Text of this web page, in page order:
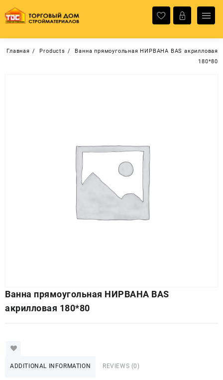
содержимому
Главная Products
Ванна прямоугольная НИРВАНА BAS акрилловая
180*80
Ванна прямоугольная НИРВАНА BAS
акрилловая 180*80
ADDITIONAL INFORMATION REVIEWS (0)